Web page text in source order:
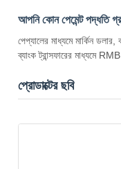
আপনি কোন পেমেন্ট পদ্ধতি
পেপ্যালের মাধ্যমে মার্কিন
ব্যাংক ট্রান্সফারের মাধ্যমে
প্রোডাক্টের ছবি